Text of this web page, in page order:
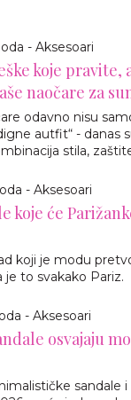
- Aksesoari
koje pravite,
naočare za
odavno nisu
autfit“ - danas
stila,
- Aksesoari
koje će
koji je modu
to svakako Pariz.
- Aksesoari
osvajaju
sandale